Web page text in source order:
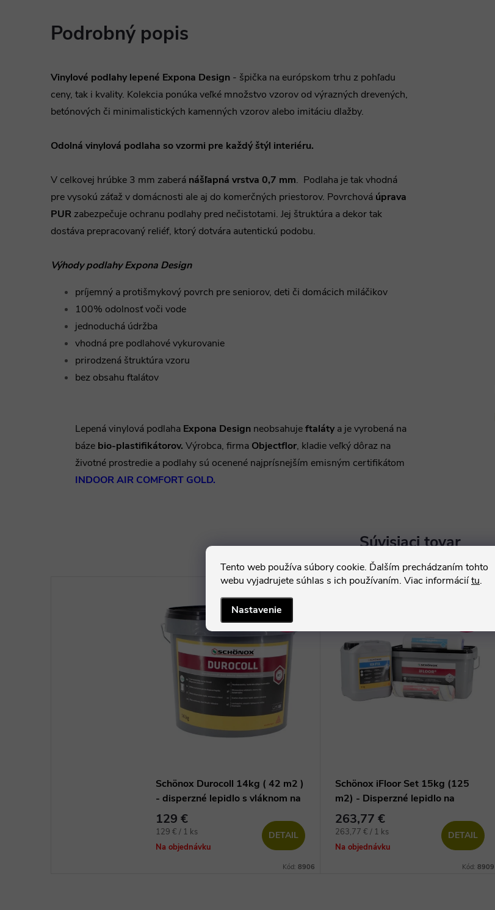
Tento web používa súbory cookie. Ďalším prechádzaním tohto
webu vyjadrujete súhlas s ich používaním. Viac informáciítu.
Nastavenie
Podrobný popis
Vinylové podlahy lepené Expona Design - špička na európskom trhu z pohľadu
ceny, tak i kvality. Kolekcia ponúka veľké množstvo vzorov od výrazných drevených,
betónových či minimalistických kamenných vzorov alebo imitáciu dlažby.
Odolná vinylová podlaha so vzormi pre každý štýl interiéru.
V celkovej hrúbke 3 mm zaberá nášľapná vrstva 0,7 mm. Podlaha je tak vhodná
pre vysokú záťaž v domácnosti ale aj do komerčných priestorov. Povrchová úprava
PUR zabezpečuje ochranu podlahy pred nečistotami. Jej štruktúra a dekor tak
dostáva prepracovaný reliéf, ktorý dotvára autentickú podobu.
Výhody podlahy Expona Design
príjemný a protišmykový povrch pre seniorov, deti či domácich miláčikov
100% odolnosť voči vode
jednoduchá údržba
vhodná pre podlahové vykurovanie
prirodzená štruktúra vzoru
bez obsahu ftalátov
Lepená vinylová podlaha Expona Design neobsahujeftalátya je vyrobená na
báze bio-plastifikátorov. Výrobca, firma Objectflor, kladie veľký dôraz na
životné prostredie a podlahy sú ocenené najprísnejším emisným certifikátom
INDOOR AIR COMFORT GOLD.
Súvisiaci tovar
157 €
–17 %
Schönox Durocoll 14kg ( 42 m2 )
- disperzné lepidlo s vláknom na
vinylové podlahy
129 €
Jednotková
cena:
129 € / 1 ks
Na objednávku
DETAIL
Kód: 8906
Schönox iFloor Set 15kg (125
m2) - Disperzné lepidlo na
lepenie vinylových dielcov
263,77 €
Jednotková
cena:
263,77 € / 1 ks
Na objednávku
DETAIL
Kód: 8909